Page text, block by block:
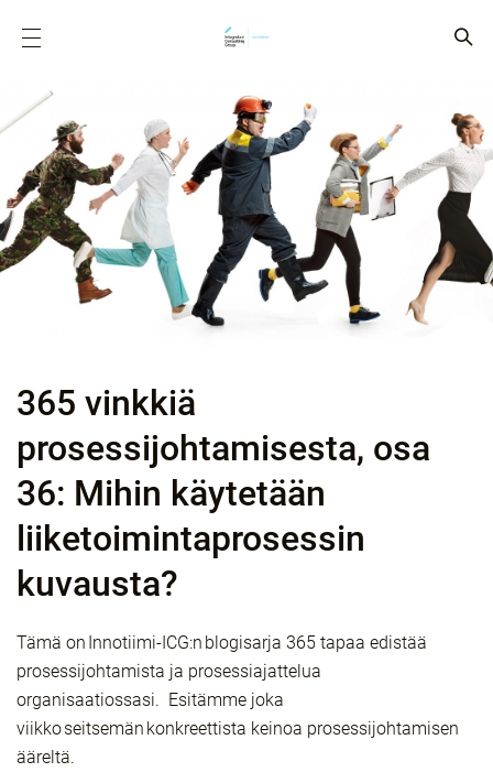
365 vinkkiä
prosessijohtamisesta, osa
36: Mihin käytetään
liiketoimintaprosessin
kuvausta?
Tämä on Innotiimi-ICG:n blogisarja 365 tapaa edistää
prosessijohtamista ja prosessiajattelua
organisaatiossasi. Esitämme joka
viikko seitsemän konkreettista keinoa prosessijohtamisen
ääreltä.